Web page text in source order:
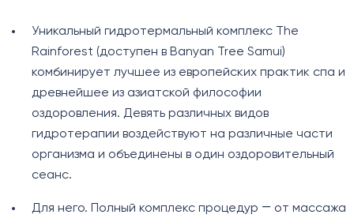
Уникальный гидротермальный комплекс The
Rainforest (доступен в Banyan Tree Samui)
комбинирует лучшее из европейских практик спа и
древнейшее из азиатской философии
оздоровления. Девять различных видов
гидротерапии воздействуют на различные части
организма и объединены в один оздоровительный
сеанс.
Для него. Полный комплекс процедур ― от массажа